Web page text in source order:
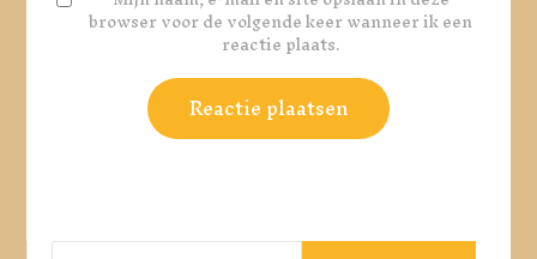
browser voor de volgende keer wanneer ik een
reactie plaats.